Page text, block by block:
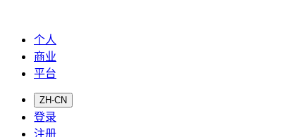
个人
商业
平台
ZH-CN
登录
注册